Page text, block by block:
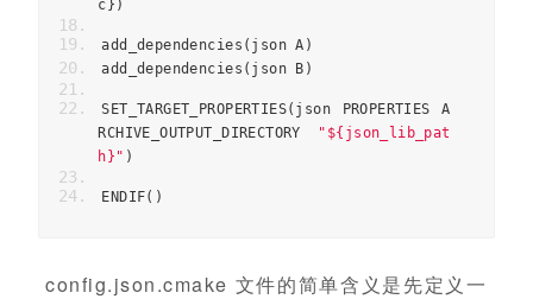
c })
add_dependencies ( json A )
add_dependencies ( json B )
SET_TARGET_PROPERTIES( json PROPERTIES A
RCHIVE_OUTPUT_DIRECTORY
"${json_lib_pat
h}" )
ENDIF()
config.json.cmake 文件的简单含义是先定义一